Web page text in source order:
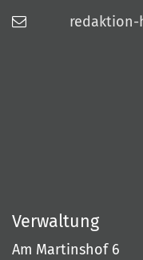
redaktion-
Verwaltung
Am Martinshof 6